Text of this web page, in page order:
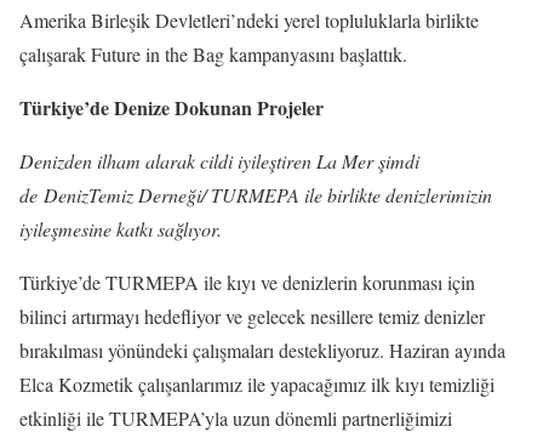
Amerika Birleşik Devletleri’ndeki yerel topluluklarla birlikte
çalışarak Future in the Bag kampanyasını başlattık.
Türkiye’de Denize Dokunan Projeler
Denizden ilham alarak cildi iyileştiren La Mer şimdi
de DenizTemiz Derneği/ TURMEPA ile birlikte denizlerimizin
iyileşmesine katkı sağlıyor.
Türkiye’de TURMEPA ile kıyı ve denizlerin korunması için
bilinci artırmayı hedefliyor ve gelecek nesillere temiz denizler
bırakılması yönündeki çalışmaları destekliyoruz. Haziran ayında
Elca Kozmetik çalışanlarımız ile yapacağımız ilk kıyı temizliği
etkinliği ile TURMEPA’yla uzun dönemli partnerliğimizi